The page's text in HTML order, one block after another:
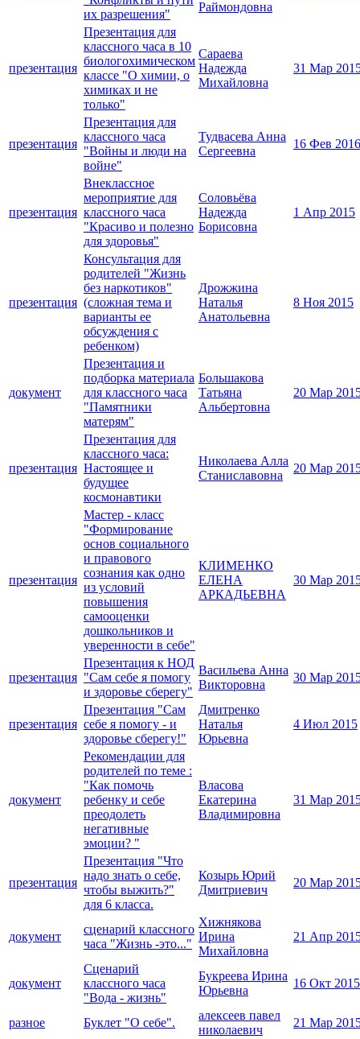
их разрешения"
Раймондовна
презентация
Презентация для
классного часа в 10
биологохимическом
классе "О химии, о
химиках и не
только"
Сараева
Надежда
Михайловна
31 Мар
презентация
Презентация для
классного часа
"Войны и люди на
войне"
Тудвасева Анна
Сергеевна
16 Фев 2016
презентация
Внеклассное
мероприятие для
классного часа
"Красиво и полезно
для здоровья"
Соловьёва
Надежда
Борисовна
1 Апр 2015
презентация
Консультация для
родителей "Жизнь
без наркотиков"
(сложная тема и
варианты ее
обсуждения с
ребенком)
Дрожжина
Наталья
Анатольевна
8 Ноя 2015
документ
Презентация и
подборка материала
для классного часа
"Памятники
матерям"
Большакова
Татьяна
Альбертовна
20 Мар
презентация
Презентация для
классного часа:
Настоящее и
будущее
космонавтики
Николаева Алла
Станиславовна
20 Мар
презентация
Мастер - класс
"Формирование
основ социального
и правового
сознания как одно
из условий
повышения
самооценки
дошкольников и
уверенности в себе"
КЛИМЕНКО
ЕЛЕНА
АРКАДЬЕВНА
30 Мар
презентация
Презентация к НОД
"Сам себе я помогу
и здоровье сберегу"
Васильева Анна
Викторовна
30 Мар
презентация
Презентация "Сам
себе я помогу - и
здоровье сберегу!"
Дмитренко
Наталья
Юрьевна
4 Июл 2015
документ
Рекомендации для
родителей по теме :
"Как помочь
ребенку и себе
преодолеть
негативные
эмоции? "
Власова
Екатерина
Владимировна
31 Мар
презентация
Презентация "Что
надо знать о себе,
чтобы выжить?"
для 6 класса.
Козырь Юрий
Дмитриевич
20 Мар
документ
сценарий классного
часа "Жизнь -это..."
Хижнякова
Ирина
Михайловна
21 Апр
документ
Сценарий
классного часа
"Вода - жизнь"
Букреева Ирина
Юрьевна
16 Окт 2015
разное Буклет "О себе".
алексеев павел
николаевич
21 Мар